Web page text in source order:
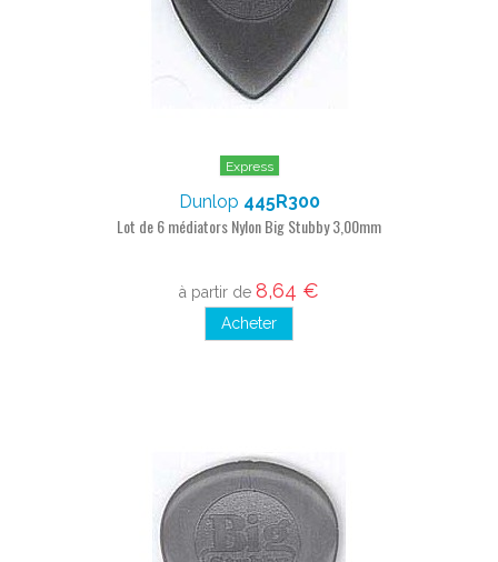
Express
Dunlop 445R300
Lot de 6 médiators Nylon Big Stubby 3,00mm
à partir de 8,64 €
Acheter